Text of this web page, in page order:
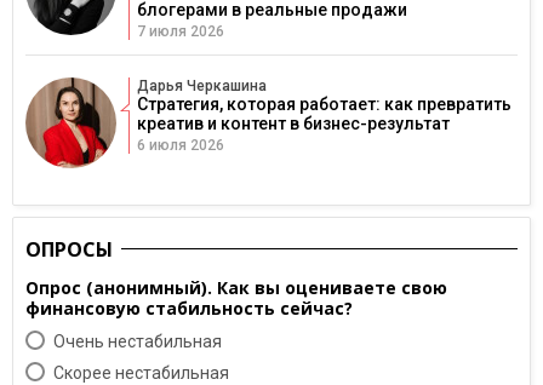
блогерами в реальные продажи
7 июля 2026
Дарья Черкашина
Стратегия, которая работает: как превратить
креатив и контент в бизнес-результат
6 июля 2026
ОПРОСЫ
Опрос (анонимный). Как вы оцениваете свою
финансовую стабильность сейчас?
Очень нестабильная
Скорее нестабильная